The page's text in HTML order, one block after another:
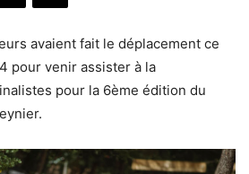
avaient fait le déplacement ce
pour venir assister à la
pour la 6ème édition du